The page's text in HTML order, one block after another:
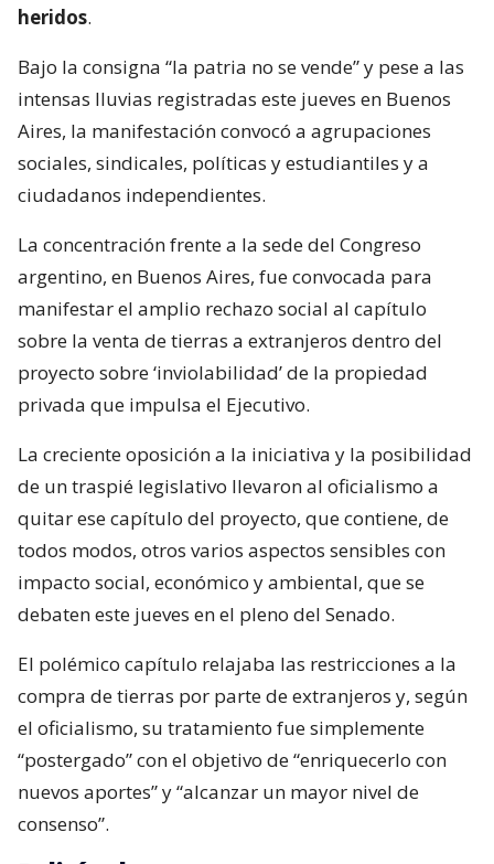
heridos.
Bajo la consigna “la patria no se vende” y pese a las
intensas lluvias registradas este jueves en Buenos
Aires, la manifestación convocó a agrupaciones
sociales, sindicales, políticas y estudiantiles y a
ciudadanos independientes.
La concentración frente a la sede del Congreso
argentino, en Buenos Aires, fue convocada para
manifestar el amplio rechazo social al capítulo
sobre la venta de tierras a extranjeros dentro del
proyecto sobre ‘inviolabilidad’ de la propiedad
privada que impulsa el Ejecutivo.
La creciente oposición a la iniciativa y la posibilidad
de un traspié legislativo llevaron al oficialismo a
quitar ese capítulo del proyecto, que contiene, de
todos modos, otros varios aspectos sensibles con
impacto social, económico y ambiental, que se
debaten este jueves en el pleno del Senado.
El polémico capítulo relajaba las restricciones a la
compra de tierras por parte de extranjeros y, según
el oficialismo, su tratamiento fue simplemente
“postergado” con el objetivo de “enriquecerlo con
nuevos aportes” y “alcanzar un mayor nivel de
consenso”.